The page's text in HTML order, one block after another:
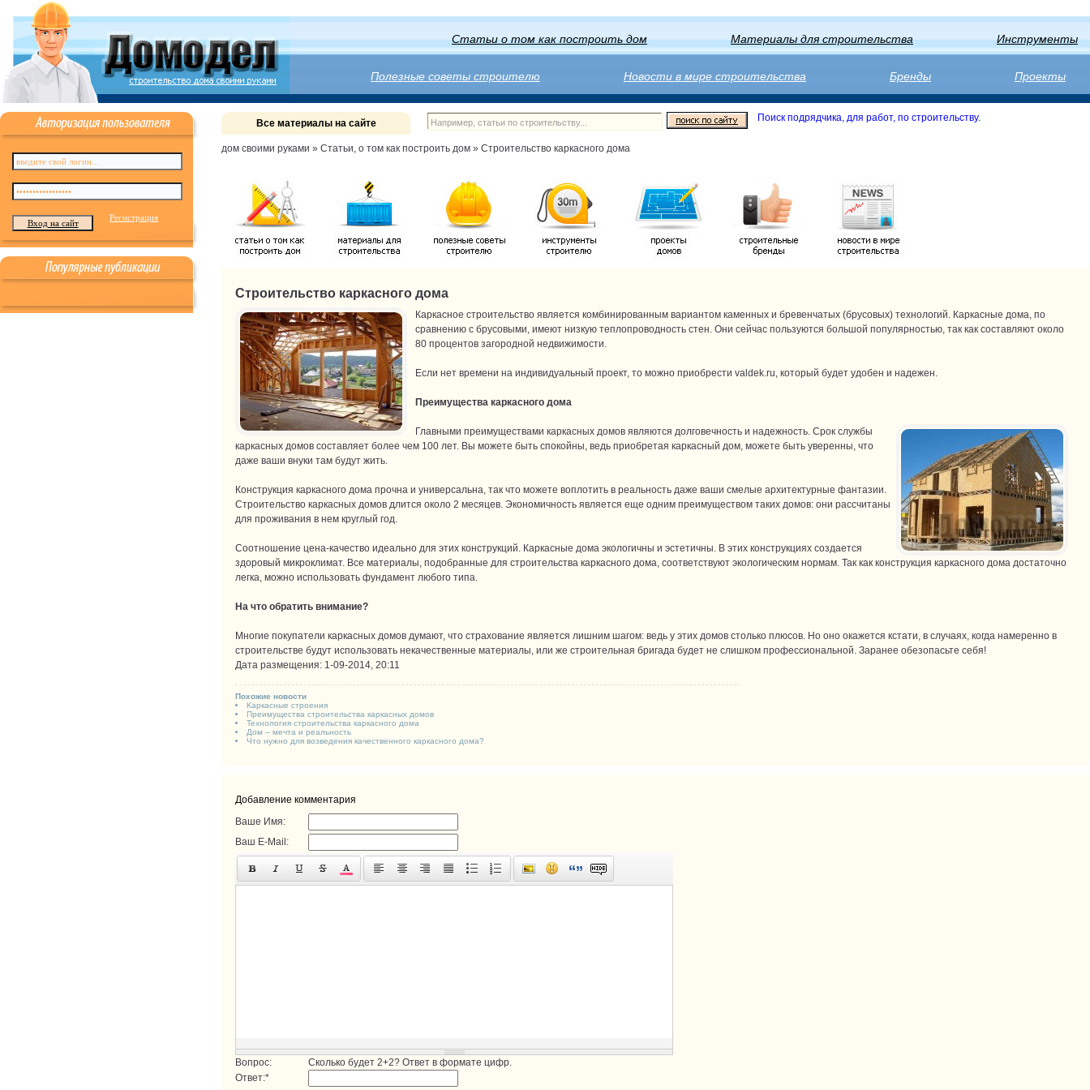
Статьи о том как построить дом Материалы для строительства Инструменты
Полезные советы строителю Новости в мире строительства Бренды Проекты
Все материалы на сайте Поиск подрядчика, для работ, по строительству.
дом своими руками » Статьи, о том как построить дом » Строительство каркасного дома
Строительство каркасного дома
Каркасное строительство является комбинированным вариантом каменных и бревенчатых (брусовых) технологий. Каркасные дома, по
сравнению с брусовыми, имеют низкую теплопроводность стен. Они сейчас пользуются большой популярностью, так как составляют около
80 процентов загородной недвижимости.
Если нет времени на индивидуальный проект, то можно приобрести valdek.ru, который будет удобен и надежен.
Преимущества каркасного дома
Главными преимуществами каркасных домов являются долговечность и надежность. Срок службы
каркасных домов составляет более чем 100 лет. Вы можете быть спокойны, ведь приобретая каркасный дом, можете быть уверенны, что
даже ваши внуки там будут жить.
Конструкция каркасного дома прочна и универсальна, так что можете воплотить в реальность даже ваши смелые архитектурные фантазии.
Строительство каркасных домов длится около 2 месяцев. Экономичность является еще одним преимуществом таких домов: они рассчитаны
для проживания в нем круглый год.
Соотношение цена-качество идеально для этих конструкций. Каркасные дома экологичны и эстетичны. В этих конструкциях создается
здоровый микроклимат. Все материалы, подобранные для строительства каркасного дома, соответствуют экологическим нормам. Так как конструкция каркасного дома достаточно
легка, можно использовать фундамент любого типа.
На что обратить внимание?
Многие покупатели каркасных домов думают, что страхование является лишним шагом: ведь у этих домов столько плюсов. Но оно окажется кстати, в случаях, когда намеренно в
строительстве будут использовать некачественные материалы, или же строительная бригада будет не слишком профессиональной. Заранее обезопасьте себя!
Дата размещения: 1-09-2014, 20:11
Похожие новости
Каркасные строения
Преимущества строительства каркасных домов
Технология строительства каркасного дома
Дом – мечта и реальность
Что нужно для возведения качественного каркасного дома?
Добавление комментария
Ваше Имя:
Ваш E-Mail:
Вопрос:
Сколько будет 2+2? Ответ в формате цифр.
Ответ:*
Регистрация